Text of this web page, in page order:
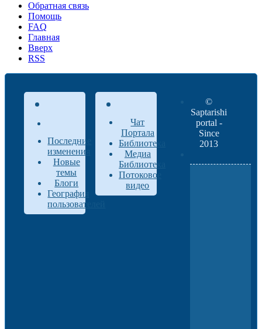
Обратная связь
Помощь
FAQ
Главная
Вверх
RSS
Последние
изменения
Новые
темы
Блоги
География
пользователей
Чат
Портала
Библиотека
Медиа
Библиотека
Потоковое
видео
©
Saptarishi
portal -
Since
2013